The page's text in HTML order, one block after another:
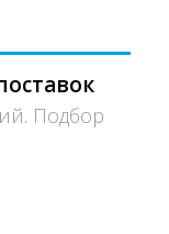
Подбор